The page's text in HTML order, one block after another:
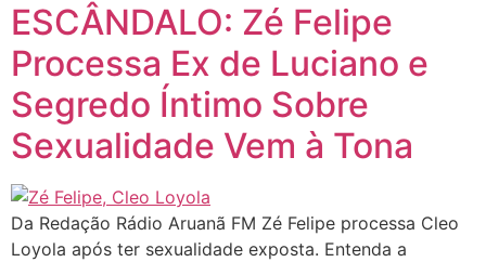
ESCÂNDALO: Zé Felipe
Processa Ex de Luciano e
Segredo Íntimo Sobre
Sexualidade Vem à Tona
Da Redação Rádio Aruanã FM Zé Felipe processa Cleo
Loyola após ter sexualidade exposta. Entenda a